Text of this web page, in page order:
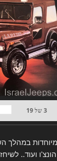
3של19
מיוחדות במהלך
ועוד..